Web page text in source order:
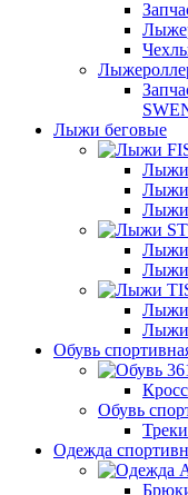
Лыжи беговые
Лыжи
Лыжи
Лыжи
Лыжи
Лыжи
Лыжи
Лыжи
Обувь
Обувь
Одежда